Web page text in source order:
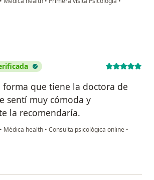
E
forma que tiene la doctora de
sentí muy cómoda y
la recomendaría.
• Médica health • Consulta psicológica online •